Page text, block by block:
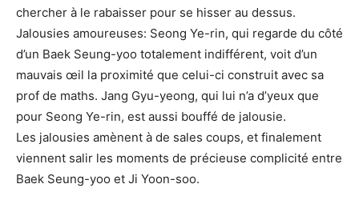
chercher à le rabaisser pour se hisser au dessus.
Jalousies amoureuses: Seong Ye-rin, qui regarde du côté
d’un Baek Seung-yoo totalement indifférent, voit d’un
mauvais œil la proximité que celui-ci construit avec sa
prof de maths. Jang Gyu-yeong, qui lui n’a d’yeux que
pour Seong Ye-rin, est aussi bouffé de jalousie.
Les jalousies amènent à de sales coups, et finalement
viennent salir les moments de précieuse complicité entre
Baek Seung-yoo et Ji Yoon-soo.